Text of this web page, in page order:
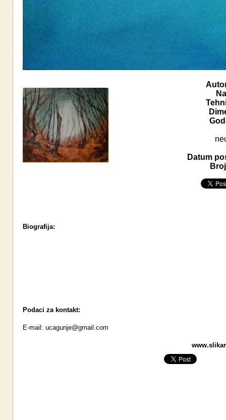
Datum
Biografija:
Podaci za kontakt:
E-mail: ucagunje@gmail.com